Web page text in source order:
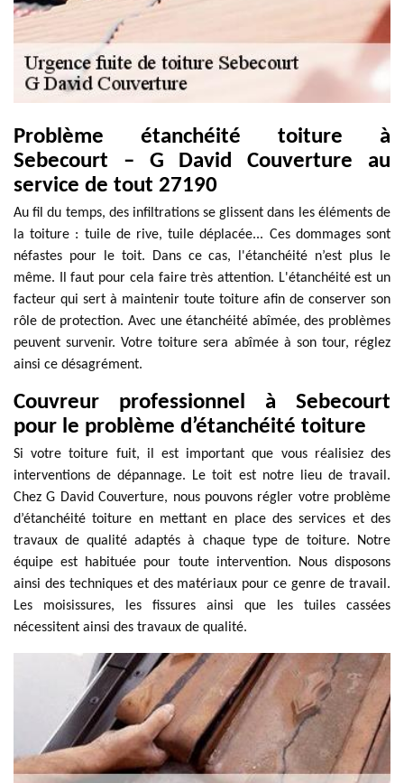
Problème étanchéité toiture à
Sebecourt – G David Couverture au
service de tout 27190
Au fil du temps, des infiltrations se glissent dans les éléments de
la toiture : tuile de rive, tuile déplacée... Ces dommages sont
néfastes pour le toit. Dans ce cas, l'étanchéité n’est plus le
même. Il faut pour cela faire très attention. L'étanchéité est un
facteur qui sert à maintenir toute toiture afin de conserver son
rôle de protection. Avec une étanchéité abîmée, des problèmes
peuvent survenir. Votre toiture sera abîmée à son tour, réglez
ainsi ce désagrément.
Couvreur professionnel à Sebecourt
pour le problème d’étanchéité toiture
Si votre toiture fuit, il est important que vous réalisiez des
interventions de dépannage. Le toit est notre lieu de travail.
Chez G David Couverture, nous pouvons régler votre problème
d’étanchéité toiture en mettant en place des services et des
travaux de qualité adaptés à chaque type de toiture. Notre
équipe est habituée pour toute intervention. Nous disposons
ainsi des techniques et des matériaux pour ce genre de travail.
Les moisissures, les fissures ainsi que les tuiles cassées
nécessitent ainsi des travaux de qualité.